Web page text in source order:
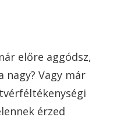
előre aggódsz,
nagy? Vagy már
érzed